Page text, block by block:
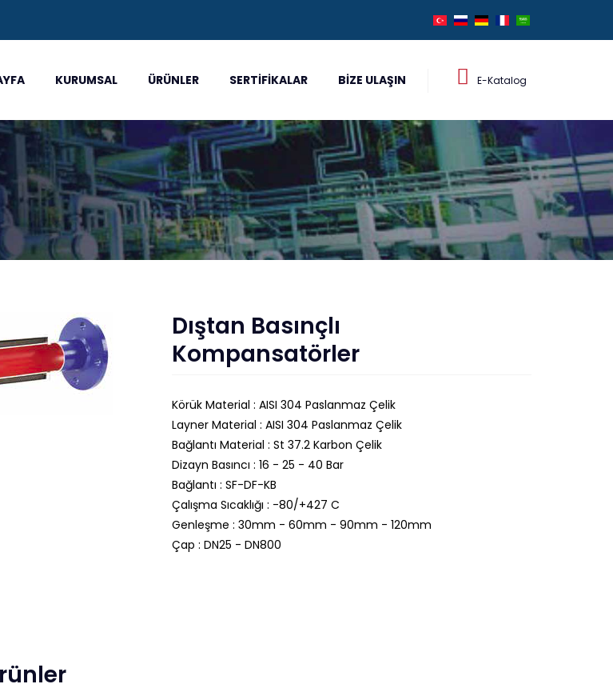
E-Katalog
KURUMSAL ÜRÜNLER SERTIFIKALAR BIZE ULAŞIN
Dıştan Basınçlı
Kompansatörler
Körük Material : AISI 304 Paslanmaz Çelik
Layner Material : AISI 304 Paslanmaz Çelik
Bağlantı Material : St 37.2 Karbon Çelik
Dizayn Basıncı : 16 - 25 - 40 Bar
Bağlantı : SF-DF-KB
Çalışma Sıcaklığı : -80/+427 C
Genleşme : 30mm - 60mm - 90mm - 120mm
Çap : DN25 - DN800